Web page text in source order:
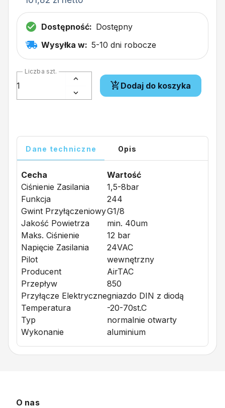
Dostępność: Dostępny
Wysyłka w: 5-10 dni robocze
Liczba szt.
Dodaj do koszyka
Dane techniczne Opis
Cecha
Wartość
Ciśnienie Zasilania
1,5-8bar
Funkcja
244
Gwint PrzyłączeniowyG1/8
Jakość Powietrza
min. 40um
Maks. Ciśnienie
12 bar
Napięcie Zasilania
24VAC
Pilot
wewnętrzny
Producent
AirTAC
Przepływ
850
Przyłącze Elektrycznegniazdo DIN z diodą
Temperatura
-20-70st.C
Typ
normalnie otwarty
Wykonanie
aluminium
O nas